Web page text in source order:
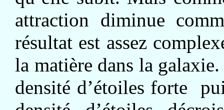
attraction diminue
résultat est assez
la matière dans la
densité d’étoiles forte